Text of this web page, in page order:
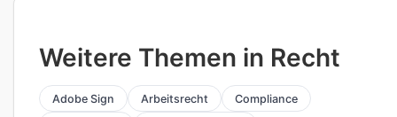
Weitere Themen in Recht
Adobe Sign Arbeitsrecht
Compliance